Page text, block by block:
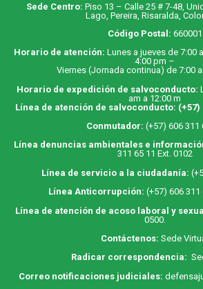
Sede Centro: Piso 13 – Calle 25 # 7-48,
Lago, Pereira, Risaralda,
Código Postal: 660001
Horario de atención: Lunes a jueves de 7:00
4:00 pm –
Viernes (Jornada continua) de 7:00
Horario de expedición de salvoconducto:
am a 12:00 m
Línea de atención de salvoconducto: (+57)
Conmutador: (+57) 606 311
Línea denuncias ambientales e
311 65 11 Ext. 0102
Línea de servicio a la ciudadanía:
Línea Anticorrupción: (+57) 606 311
Línea de atención de acoso laboral y
0500.
Contáctenos: Sede
Radicar correspondencia:
Correo notificaciones judiciales: